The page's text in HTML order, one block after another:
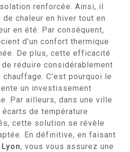
renforcée. Ainsi, il
chaleur en hiver tout en
en été. Par conséquent,
d’un confort thermique
De plus, cette efficacité
réduire considérablement
C’est pourquoi le
un investissement
Par ailleurs, dans une ville
de température
cette solution se révèle
En définitive, en faisant
, vous vous assurez une